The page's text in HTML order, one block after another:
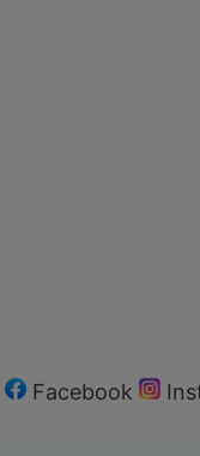
Facebook